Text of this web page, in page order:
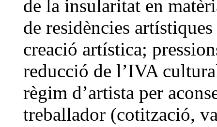
de la insularitat en
de residències
creació artística;
reducció de l’IVA
règim d’artista per
treballador (cotització,